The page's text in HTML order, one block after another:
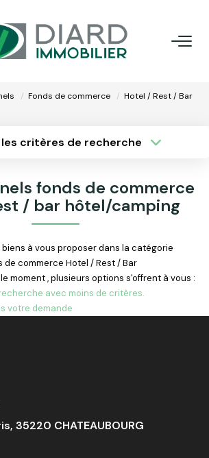
VENDRE / ESTIMER
GÉRER SON BIEN
NOS AGENCES
ACTU & FISCALITÉ
Fonds de commerce
Hotel / Rest / Bar
critères de recherche
Surface min
alerte
fonds de commerce
/ bar hôtel/camping
à vous proposer dans la catégorie
de commerce Hotel / Rest / Bar
moment , plusieurs options s'offrent à vous :
avec moins de critères.
votre demande
35220 CHATEAUBOURG